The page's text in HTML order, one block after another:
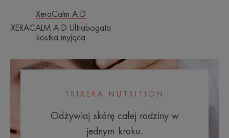
XeraCalm A.D
XERACALM A.D Ultrabogata
kostka myjąca
TRIXERA NUTRITION
Odżywiaj skórę całej rodziny w
jednym kroku.